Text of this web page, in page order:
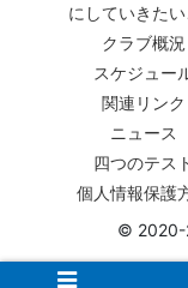
にしていきたい
クラブ概況
スケジュー
関連リンク
ニュース
四つのテス
個人情報保護
© 2020-